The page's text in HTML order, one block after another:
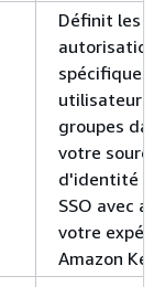
Définit les
autorisations
spécifiques
utilisateurs
groupes
votre source
d'identité
SSO avec
votre
Amazon